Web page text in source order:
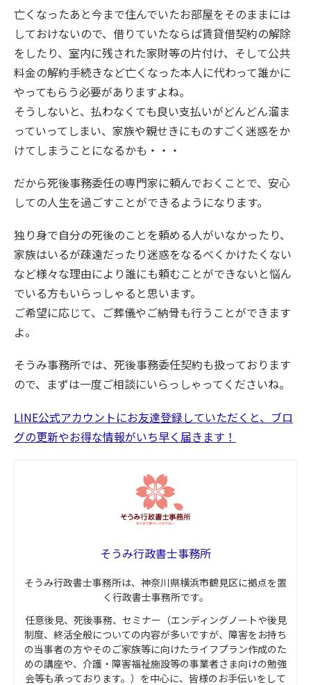
亡くなったあと今まで住んでいたお部屋をそのままには
しておけないので、借りていたならば賃貸借契約の解除
をしたり、室内に残された家財等の片付け、そして公共
料金の解約手続きなど亡くなった本人に代わって誰かに
やってもらう必要がありますよね。
そうしないと、払わなくても良い支払いがどんどん溜ま
っていってしまい、家族や親せきにものすごく迷惑をか
けてしまうことになるかも・・・
だから死後事務委任の専門家に頼んでおくことで、安心
しての人生を過ごすことができるようになります。
独り身で自分の死後のことを頼める人がいなかったり、
家族はいるが疎遠だったり迷惑をなるべくかけたくない
など様々な理由により誰にも頼むことができないと悩ん
でいる方もいらっしゃると思います。
ご希望に応じて、ご葬儀やご納骨も行うことができます
よ。
そうみ事務所では、死後事務委任契約も扱っております
ので、まずは一度ご相談にいらっしゃってくださいね。
LINE公式アカウントにお友達登録していただくと、ブロ
グの更新やお得な情報がいち早く届きます！
そうみ行政書士事務所
そうみ行政書士事務所は、神奈川県横浜市鶴見区に拠点を置
く行政書士事務所です。
任意後見、死後事務、セミナー（エンディングノートや後見
制度、終活全般についての内容が多いですが、障害をお持ち
の当事者の方やそのご家族等に向けたライフプラン作成のた
めの講座や、介護・障害福祉施設等の事業者さま向けの勉強
会等も承っております。）を中心に、皆様のお手伝いをして